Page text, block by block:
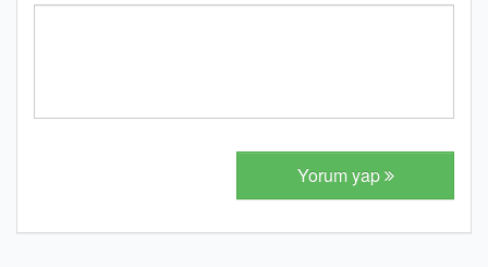
Yorum yap